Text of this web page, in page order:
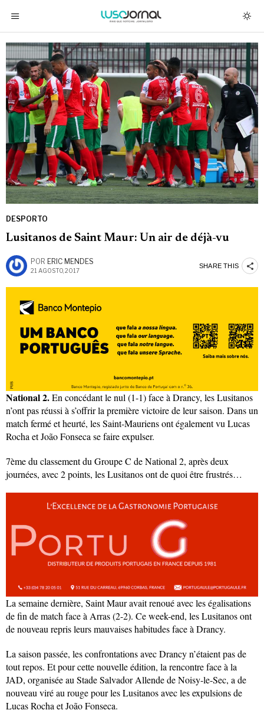
DESPORTO
Lusitanos de Saint Maur: Un air de déjà-vu
POR ERIC MENDES
21 AGOSTO, 2017
SHARE THIS
National 2.En concédant le nul (1-1) face à Drancy, les Lusitanos
n’ont pas réussi à s’offrir la première victoire de leur saison. Dans un
match fermé et heurté, les Saint-Mauriens ont également vu Lucas
Rocha et João Fonseca se faire expulser.
7ème du classement du Groupe C de National 2, après deux
journées, avec 2 points, les Lusitanos ont de quoi être frustrés…
La semaine dernière, Saint Maur avait renoué avec les égalisations
de fin de match face à Arras (2-2). Ce week-end, les Lusitanos ont
de nouveau repris leurs mauvaises habitudes face à Drancy.
La saison passée, les confrontations avec Drancy n’étaient pas de
tout repos. Et pour cette nouvelle édition, la rencontre face à la
JAD, organisée au Stade Salvador Allende de Noisy-le-Sec, a de
nouveau viré au rouge pour les Lusitanos avec les expulsions de
Lucas Rocha et João Fonseca.